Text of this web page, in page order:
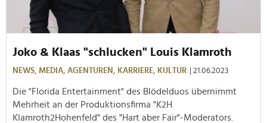
Joko & Klaas "schlucken" Louis Klamroth
NEWS, MEDIA, AGENTUREN, KARRIERE, KULTUR | 21.06.2023
Die "Florida Entertainment" des Blödelduos übernimmt
Mehrheit an der Produktionsfirma "K2H
Klamroth2Hohenfeld" des "Hart aber Fair"-Moderators.